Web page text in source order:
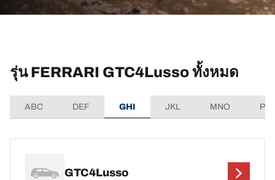
รุ่น FERRARI GTC4Lusso ทั้งหมด
ABC DEF GHI JKL MNO
GTC4Lusso